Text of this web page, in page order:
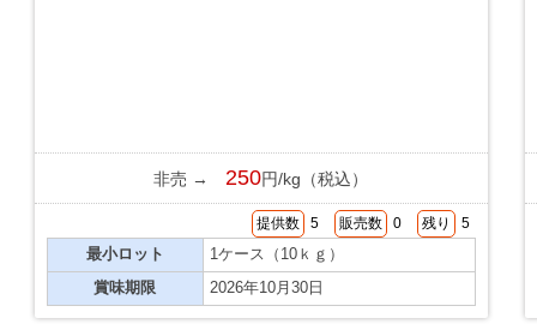
非売 → 250円/kg（税込）
提供数 5 販売数 0 残り 5
最小ロット
1ケース（10ｋｇ）
賞味期限
2026年10月30日